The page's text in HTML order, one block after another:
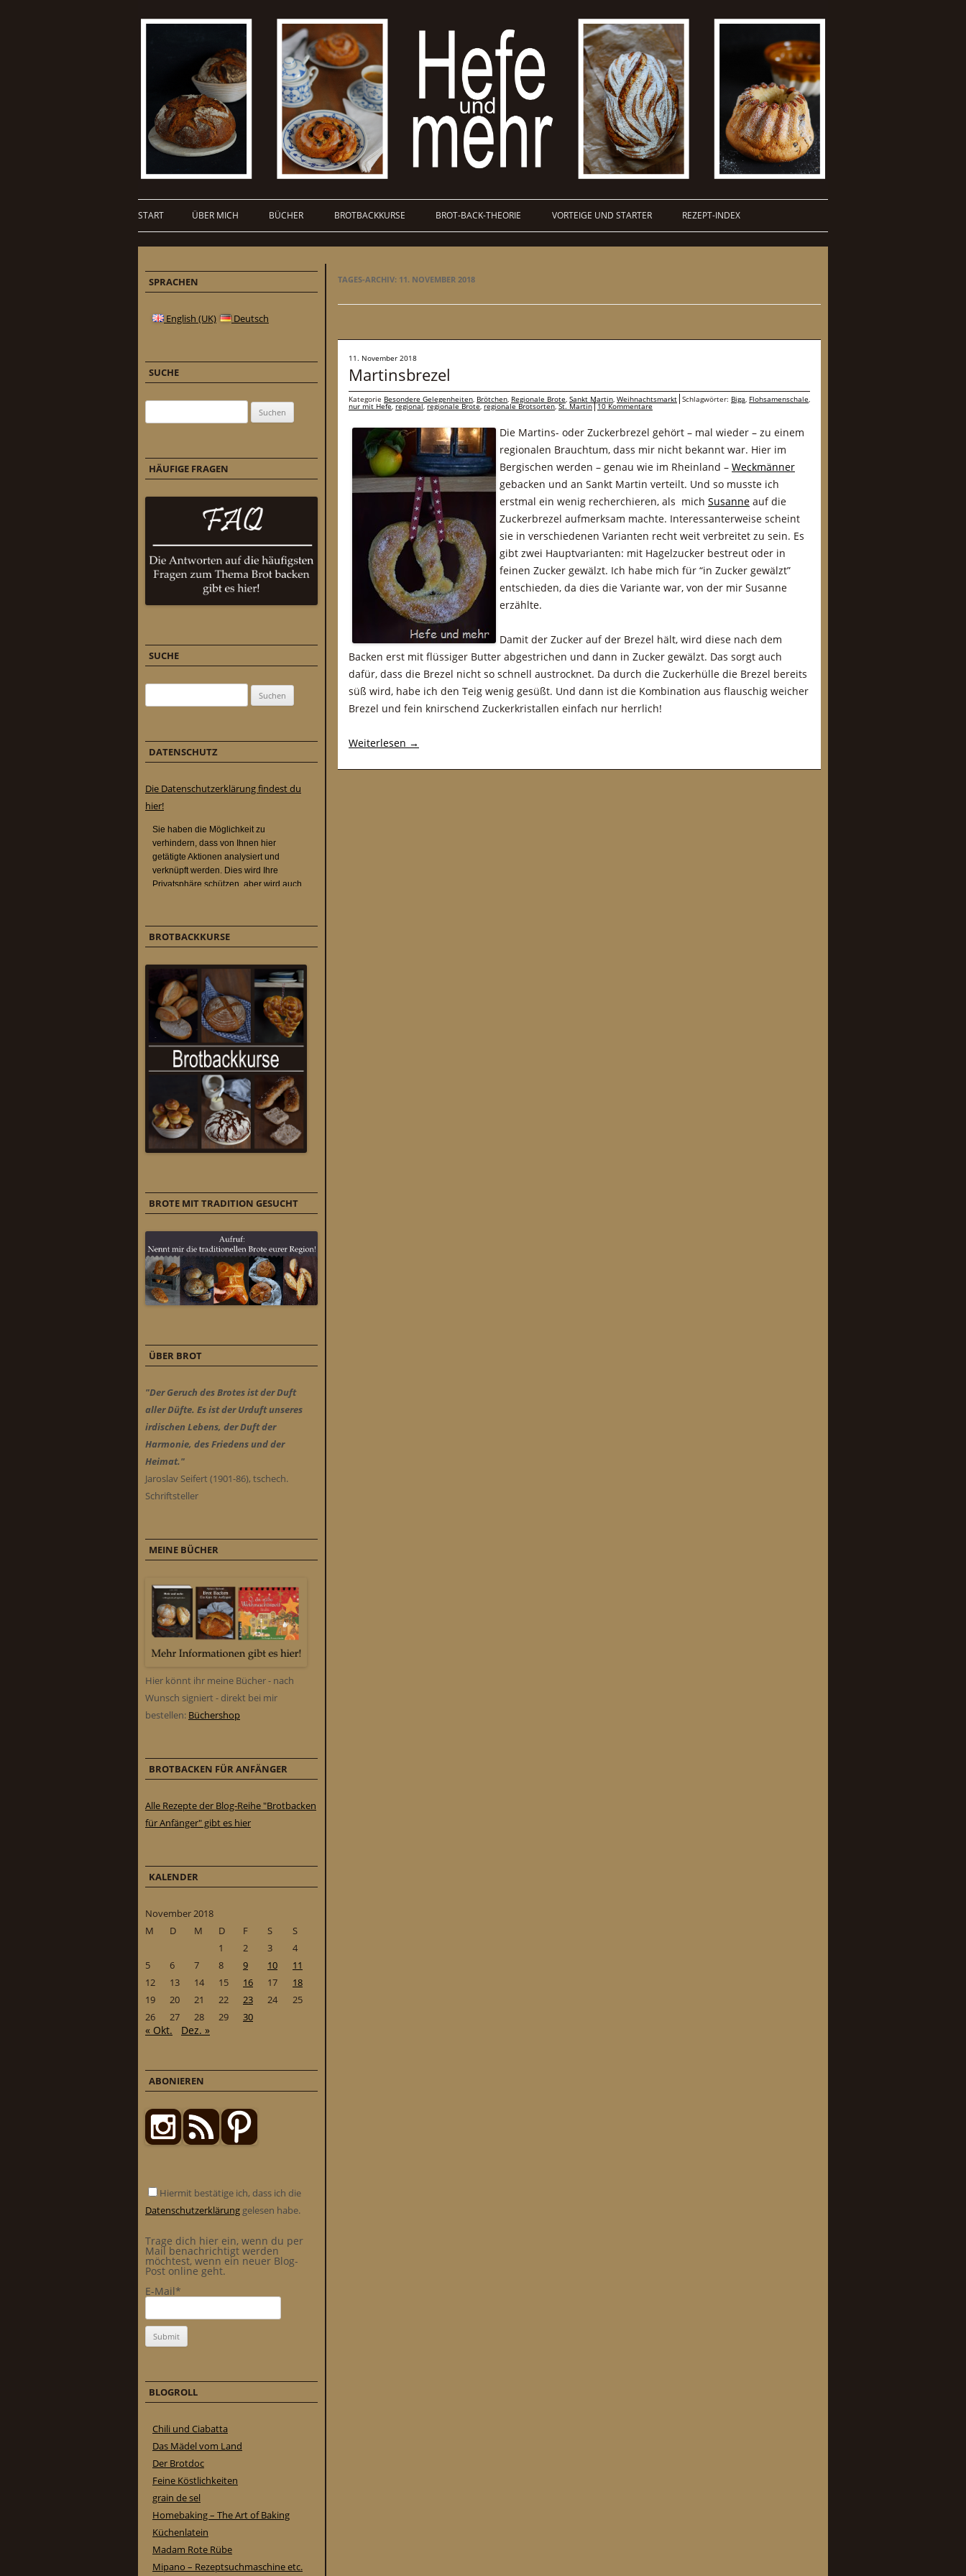
START ÜBER MICH BÜCHER BROTBACKKURSE BROT-BACK-THEORIE VORTEIGE UND STARTER REZEPT-INDEX
TAGES-ARCHIV: 11. NOVEMBER 2018
11. November 2018
Martinsbrezel
Kategorie Besondere Gelegenheiten, Brötchen, Regionale Brote, Sankt Martin, Weihnachtsmarkt Schlagwörter: Biga, Flohsamenschale,
nur mit Hefe,regional,regionale Brote,regionale Brotsorten,St. Martin 10 Kommentare
Die Martins- oder Zuckerbrezel gehört – mal wieder – zu einem
regionalen Brauchtum, dass mir nicht bekannt war. Hier im
Bergischen werden – genau wie im Rheinland – Weckmänner
gebacken und an Sankt Martin verteilt. Und so musste ich
erstmal ein wenig recherchieren, als mich Susanne auf die
Zuckerbrezel aufmerksam machte. Interessanterweise scheint
sie in verschiedenen Varianten recht weit verbreitet zu sein. Es
gibt zwei Hauptvarianten: mit Hagelzucker bestreut oder in
feinen Zucker gewälzt. Ich habe mich für “in Zucker gewälzt”
entschieden, da dies die Variante war, von der mir Susanne
erzählte.
Damit der Zucker auf der Brezel hält, wird diese nach dem
Backen erst mit flüssiger Butter abgestrichen und dann in Zucker gewälzt. Das sorgt auch
dafür, dass die Brezel nicht so schnell austrocknet. Da durch die Zuckerhülle die Brezel bereits
süß wird, habe ich den Teig wenig gesüßt. Und dann ist die Kombination aus flauschig weicher
Brezel und fein knirschend Zuckerkristallen einfach nur herrlich!
Weiterlesen →
SPRACHEN
English (UK) Deutsch
SUCHE
HÄUFIGE FRAGEN
SUCHE
DATENSCHUTZ
Die Datenschutzerklärung findest du
hier!
BROTBACKKURSE
BROTE MIT TRADITION GESUCHT
ÜBER BROT
"Der Geruch des Brotes ist der Duft
aller Düfte. Es ist der Urduft unseres
irdischen Lebens, der Duft der
Harmonie, des Friedens und der
Heimat."
Jaroslav Seifert (1901-86), tschech.
Schriftsteller
MEINE BÜCHER
Hier könnt ihr meine Bücher - nach
Wunsch signiert - direkt bei mir
bestellen: Büchershop
BROTBACKEN FÜR ANFÄNGER
Alle Rezepte der Blog-Reihe "Brotbacken
für Anfänger" gibt es hier
KALENDER
November 2018
M
D M D F S
S
1
2 3
4
5
6 7 8 9 10
11
12
13 14 15 16 17
18
19
20 21 22 23 24
25
26
27 28 29 30
« Okt. Dez. »
ABONIEREN
Hiermit bestätige ich, dass ich die
Datenschutzerklärung gelesen habe.
Trage dich hier ein, wenn du per
Mail benachrichtigt werden
möchtest, wenn ein neuer Blog-
Post online geht.
E-Mail*
BLOGROLL
Chili und Ciabatta
Das Mädel vom Land
Der Brotdoc
Feine Köstlichkeiten
grain de sel
Homebaking – The Art of Baking
Küchenlatein
Madam Rote Rübe
Mipano – Rezeptsuchmaschine etc.